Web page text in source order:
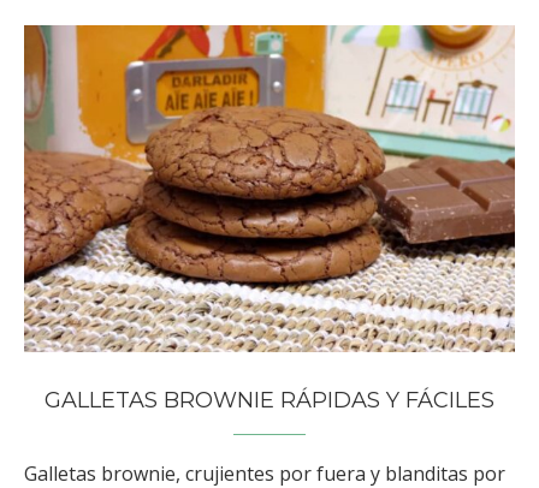
GALLETAS BROWNIE RÁPIDAS Y FÁCILES
Galletas brownie, crujientes por fuera y blanditas por